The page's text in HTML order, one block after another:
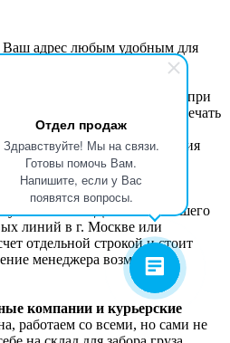
Отдел продаж
Здравствуйте! Мы на связи.
Готовы помочь Вам.
Напишите, если у Вас
появятся вопросы.
Ваш адрес любым удобным для
самовывозом необходимо при
доверенность или печать
заранее согласовывать с
своевременного оформления
самого груза.
Деловые линии.Данный
умолчанию». Доставка с нашего
линий в г. Москве или
отдельной строкой и стоит
менеджера возможна
компании и курьерские
работаем со всеми, но сами не